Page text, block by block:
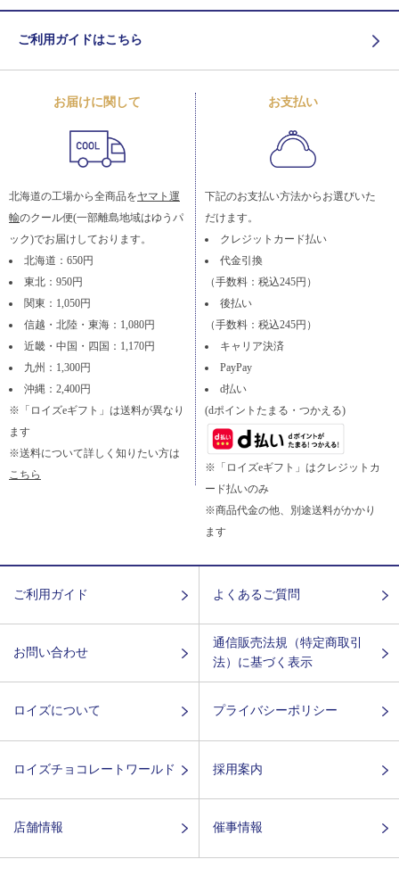
ご利用ガイドはこちら
お届けに関して
北海道の工場から全商品をヤマト運
輸のクール便(一部離島地域はゆうパ
ック)でお届けしております。
北海道：650円
東北：950円
関東：1,050円
信越・北陸・東海：1,080円
近畿・中国・四国：1,170円
九州：1,300円
沖縄：2,400円
※「ロイズeギフト」は送料が異なり
ます
※送料について詳しく知りたい方は
こちら
お支払い
下記のお支払い方法からお選びいた
だけます。
クレジットカード払い
代金引換
（手数料：税込245円）
後払い
（手数料：税込245円）
キャリア決済
PayPay
d払い
(dポイントたまる・つかえる)
※「ロイズeギフト」はクレジットカ
ード払いのみ
※商品代金の他、別途送料がかかり
ます
ご利用ガイド よくあるご質問
お問い合わせ
通信販売法規（特定商取引
法）に基づく表示
ロイズについて プライバシーポリシー
ロイズチョコレートワールド 採用案内
店舗情報 催事情報